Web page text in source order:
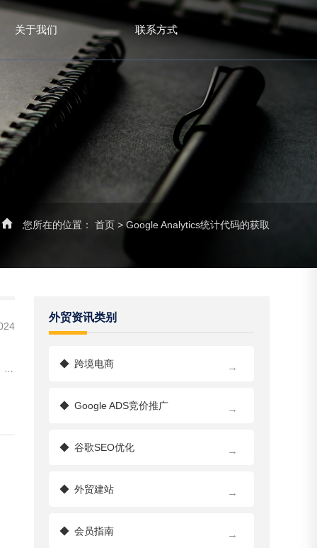
关于我们 联系方式
您所在的位置： 首页>Google Analytics统计代码的获取
外贸资讯类别
→
◆ 跨境电商
→
◆ Google ADS竞价推广
→
◆ 谷歌SEO优化
→
◆ 外贸建站
→
◆ 会员指南